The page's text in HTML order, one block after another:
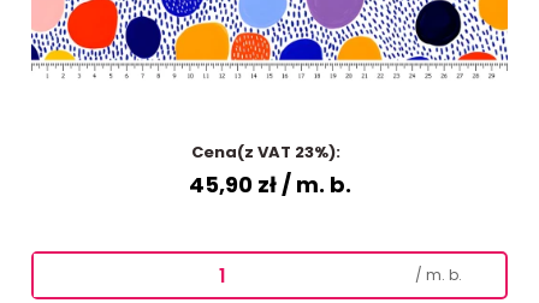
Cena(z VAT 23%):
45,90 zł/ m. b.
/ m. b.